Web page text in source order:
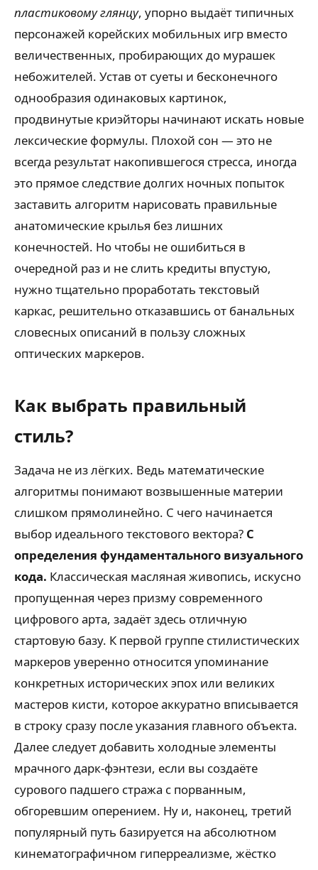
пластиковому глянцу, упорно выдаёт типичных
персонажей корейских мобильных игр вместо
величественных, пробирающих до мурашек
небожителей. Устав от суеты и бесконечного
однообразия одинаковых картинок,
продвинутые криэйторы начинают искать новые
лексические формулы. Плохой сон — это не
всегда результат накопившегося стресса, иногда
это прямое следствие долгих ночных попыток
заставить алгоритм нарисовать правильные
анатомические крылья без лишних
конечностей. Но чтобы не ошибиться в
очередной раз и не слить кредиты впустую,
нужно тщательно проработать текстовый
каркас, решительно отказавшись от банальных
словесных описаний в пользу сложных
оптических маркеров.
Как выбрать правильный
стиль?
Задача не из лёгких. Ведь математические
алгоритмы понимают возвышенные материи
слишком прямолинейно. С чего начинается
выбор идеального текстового вектора? С
определения фундаментального визуального
кода. Классическая масляная живопись, искусно
пропущенная через призму современного
цифрового арта, задаёт здесь отличную
стартовую базу. К первой группе стилистических
маркеров уверенно относится упоминание
конкретных исторических эпох или великих
мастеров кисти, которое аккуратно вписывается
в строку сразу после указания главного объекта.
Далее следует добавить холодные элементы
мрачного дарк-фэнтези, если вы создаёте
сурового падшего стража с порванным,
обгоревшим оперением. Ну и, наконец, третий
популярный путь базируется на абсолютном
кинематографичном гиперреализме, жёстко